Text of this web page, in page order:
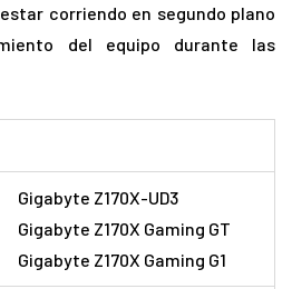
corriendo en segundo plano
del equipo durante las
Gigabyte Z170X-UD3
Gigabyte Z170X Gaming GT
Gigabyte Z170X Gaming G1